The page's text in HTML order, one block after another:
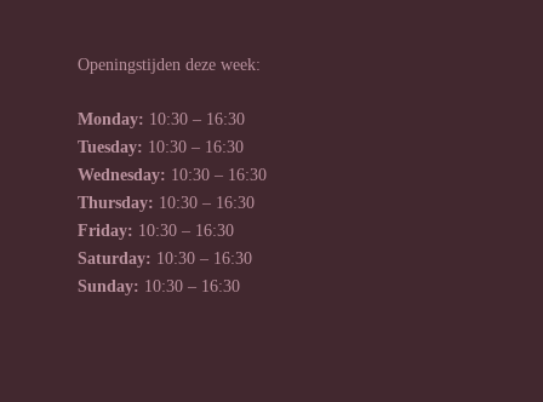
Openingstijden deze week:
Monday: 10:30 – 16:30
Tuesday: 10:30 – 16:30
Wednesday: 10:30 – 16:30
Thursday: 10:30 – 16:30
Friday: 10:30 – 16:30
Saturday: 10:30 – 16:30
Sunday: 10:30 – 16:30